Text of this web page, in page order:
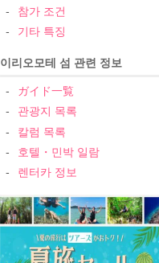
참가 조건
기타 특징
이리오모테 섬 관련 정보
ガイド一覧
관광지 목록
칼럼 목록
호텔・민박 일람
렌터카 정보